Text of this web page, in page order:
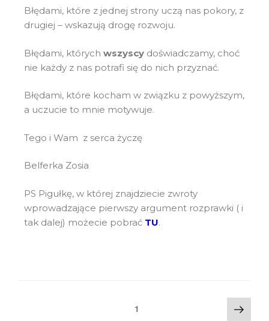
Błędami, które z jednej strony uczą nas pokory, z
drugiej – wskazują drogę rozwoju.
Błędami, których wszyscy doświadczamy, choć
nie każdy z nas potrafi się do nich przyznać.
Błędami, które kocham w związku z powyższym,
a uczucie to mnie motywuje.
Tego i Wam z serca życzę
Belferka Zosia
PS Pigułkę, w której znajdziecie zwroty
wprowadzające pierwszy argument rozprawki ( i
tak dalej) możecie pobrać TU.
1